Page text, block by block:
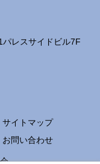
レスサイドビル7F
サイトマップ
お問い合わせ
.